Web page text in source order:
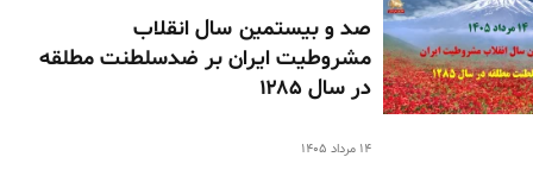
صد و بیستمین سال انقلاب
مشروطیت ایران بر ضدسلطنت مطلقه
در سال ۱۲۸۵
۱۴ مرداد ۱۴۰۵